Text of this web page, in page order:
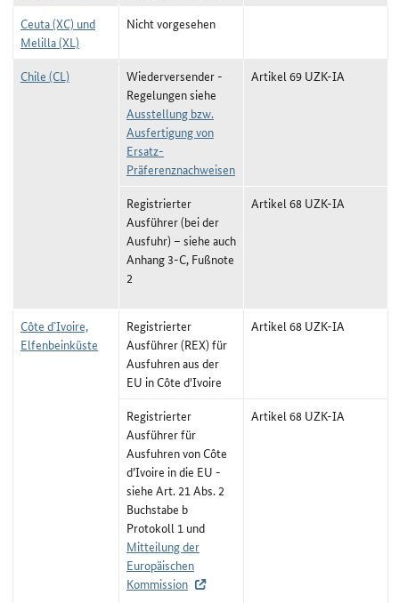
Ceuta (XC) und
Melilla (XL)
Nicht vorgesehen
Chile (CL)
Wiederversender -
Regelungen siehe
Ausstellung bzw.
Ausfertigung von
Ersatz-
Präferenznachweisen
Artikel 69 UZK-IA
Registrierter
Ausführer (bei der
Ausfuhr) – siehe auch
Anhang 3-C, Fußnote
2
Artikel 68 UZK-IA
Côte d`Ivoire,
Elfenbeinküste
Registrierter
Ausführer (REX) für
Ausfuhren aus der
EU in Côte d'Ivoire
Artikel 68 UZK-IA
Registrierter
Ausführer für
Ausfuhren von Côte
d’Ivoire in die EU -
siehe Art. 21 Abs. 2
Buchstabe b
Protokoll 1 und
Mitteilung der
Europäischen
Kommission
Artikel 68 UZK-IA